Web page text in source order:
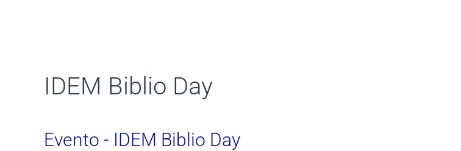
IDEM Biblio Day
Evento - IDEM Biblio Day